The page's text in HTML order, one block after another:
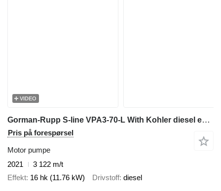
VIDEO
Gorman-Rupp S-line VPA3-70-L With Kohler diesel engine
Pris på forespørsel
Motor pumpe
2021
3 122 m/t
Effekt 16 hk (11.76 kW) Drivstoff diesel